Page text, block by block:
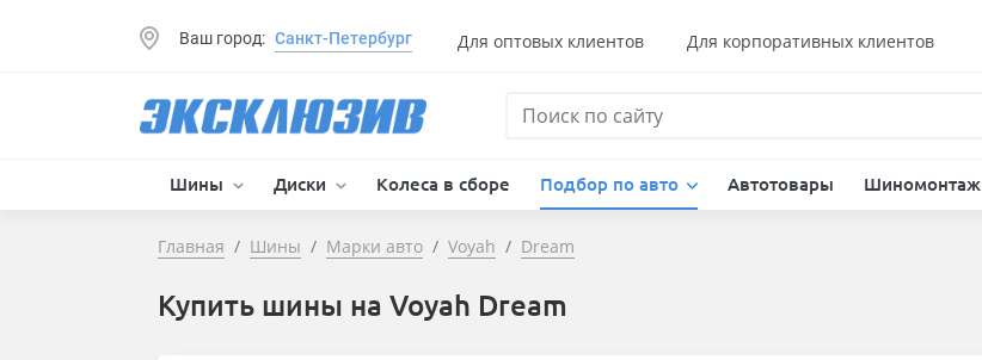
Ваш город: Санкт-Петербург Для оптовых клиентов Для корпоративных клиентов
Шины Диски Колеса в сборе Подбор по авто Автотовары Шиномонтаж
Главная Шины Марки авто Voyah Dream
Купить шины на Voyah Dream